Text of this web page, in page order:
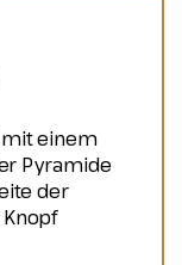
einem
Pyramide
der